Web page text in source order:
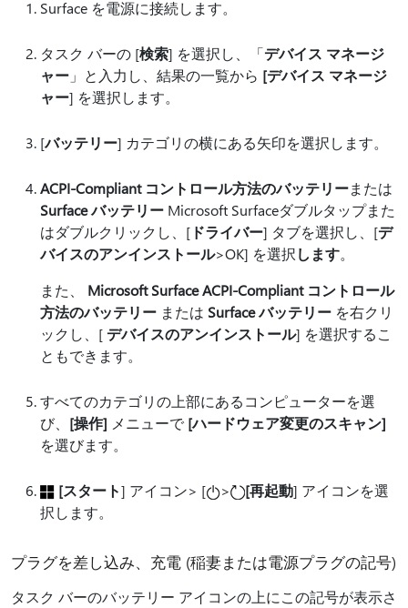
Surface を電源に接続します。
タスク バーの [検索] を選択し、「デバイス マネージ
ャー 」と入力し、結果の一覧から [デバイス マネージ
ャー] を選択します。
[バッテリー] カテゴリの横にある矢印を選択します。
ACPI-Compliant コントロール方法のバッテリーまたは
Surface バッテリー Microsoft Surfaceダブルタップまた
はダブルクリックし、[ ドライバー] タブを選択し、[デ
バイスのアンインストール>OK] を選択します。
また、 Microsoft Surface ACPI-Compliant コントロール
方法のバッテリー または Surface バッテリー を右クリ
ックし、[ デバイスのアンインストール] を選択するこ
ともできます。
すべてのカテゴリの上部にあるコンピューターを選
び、 [操作] メニューで [ハードウェア変更のスキャン]
を選びます。
[スタート] アイコン> [ > [再起動] アイコンを選
択します。
プラグを差し込み、充電 (稲妻または電源プラグの記号)
タスク バーのバッテリー アイコンの上にこの記号が表示さ